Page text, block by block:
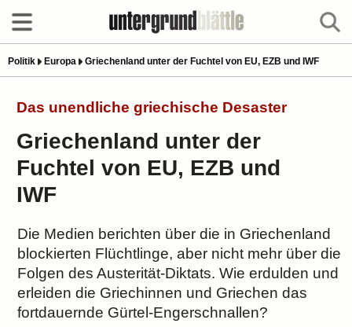
Politik Europa Griechenland unter der Fuchtel von EU, EZB und IWF
Das unendliche griechische Desaster
Griechenland unter der
Fuchtel von EU, EZB und
IWF
Die Medien berichten über die in Griechenland
blockierten Flüchtlinge, aber nicht mehr über die
Folgen des Austerität-Diktats. Wie erdulden und
erleiden die Griechinnen und Griechen das
fortdauernde Gürtel-Engerschnallen?